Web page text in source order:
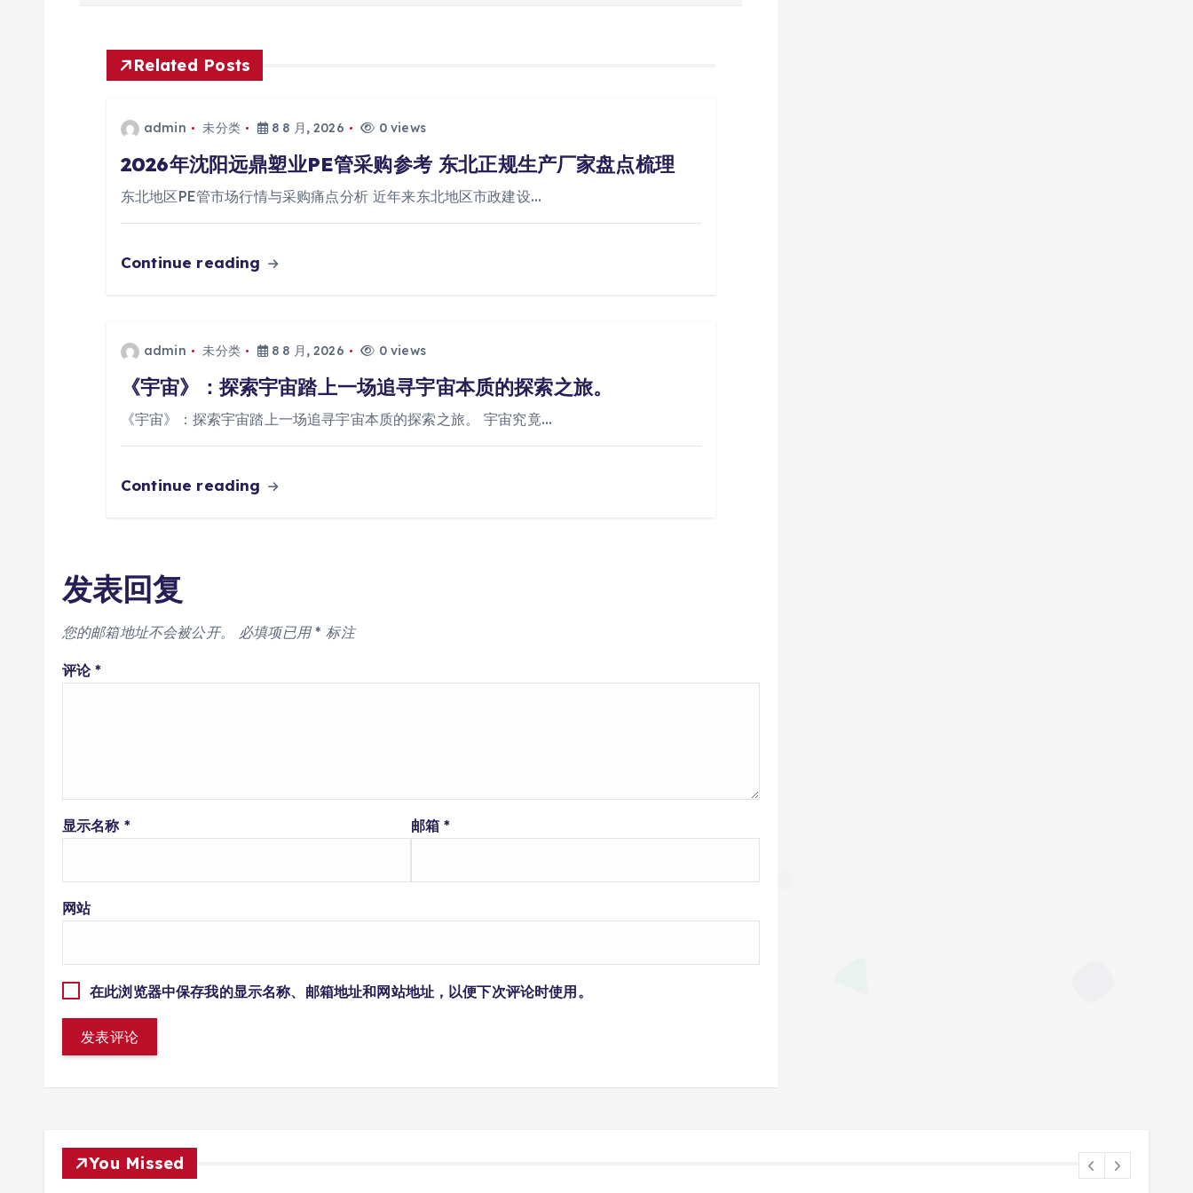
Related Posts
admin 未分类 8 8 月, 2026 0 views
2026年沈阳远鼎塑业PE管采购参考 东北正规生产厂家盘点梳理
东北地区PE管市场行情与采购痛点分析 近年来东北地区市政建设…
Continue reading
admin 未分类 8 8 月, 2026 0 views
《宇宙》：探索宇宙踏上一场追寻宇宙本质的探索之旅。
《宇宙》：探索宇宙踏上一场追寻宇宙本质的探索之旅。 宇宙究竟…
Continue reading
发表回复
您的邮箱地址不会被公开。 必填项已用* 标注
评论*
显示名称 * 邮箱*
网站
在此浏览器中保存我的显示名称、邮箱地址和网站地址，以便下次评论时使用。
You Missed